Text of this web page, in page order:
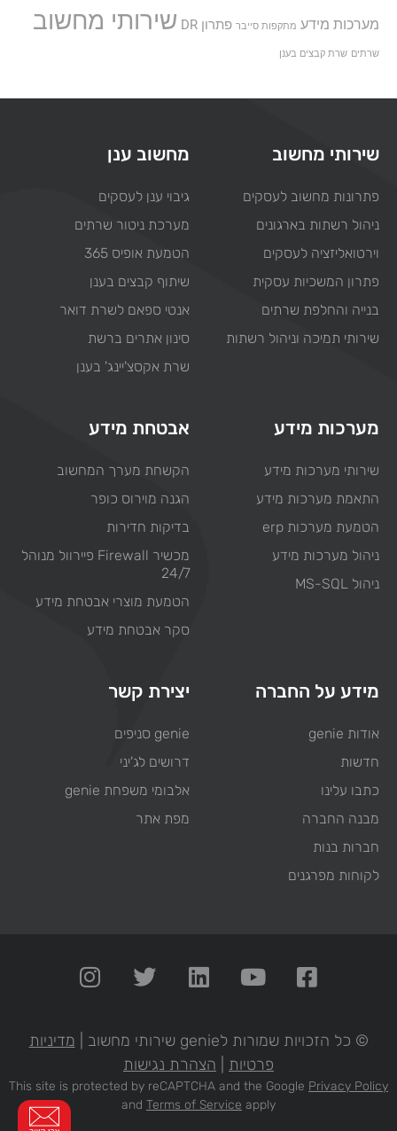
מערכות מידע מתקפות סייבר פתרון DR שירותי מחשוב
שרתים שרת קבצים בענן
שירותי מחשוב
פתרונות מחשוב לעסקים
ניהול רשתות בארגונים
וירטואליזציה לעסקים
פתרון המשכיות עסקית
בנייה והחלפת שרתים
שירותי תמיכה וניהול רשתות
מחשוב ענן
גיבוי ענן לעסקים
מערכת ניטור שרתים
הטמעת אופיס 365
שיתוף קבצים בענן
אנטי ספאם לשרת דואר
סינון אתרים ברשת
שרת אקסצ'יינג' בענן
מערכות מידע
שירותי מערכות מידע
התאמת מערכות מידע
הטמעת מערכות erp
ניהול מערכות מידע
ניהול MS-SQL
אבטחת מידע
הקשחת מערך המחשוב
הגנה מוירוס כופר
בדיקות חדירות
מכשיר Firewall פיירוול מנוהל
24/7
הטמעת מוצרי אבטחת מידע
סקר אבטחת מידע
מידע על החברה
אודות genie
חדשות
כתבו עלינו
מבנה החברה
חברות בנות
לקוחות מפרגנים
יצירת קשר
genie סניפים
דרושים לג'יני
אלבומי משפחת genie
מפת אתר
© כל הזכויות שמורות לgenie שירותי מחשוב |
מדיניות
פרטיות
הצהרת נגישות
This site is protected by reCAPTCHA and the Google Privacy Policy
and Terms of Service apply